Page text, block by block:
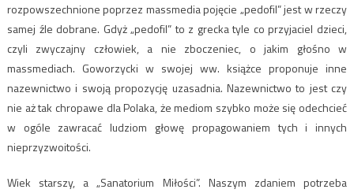
rozpowszechnione poprzez massmedia pojęcie „pedofil” jest w rzeczy
samej źle dobrane. Gdyż „pedofil” to z grecka tyle co przyjaciel dzieci,
czyli zwyczajny człowiek, a nie zboczeniec, o jakim głośno w
massmediach. Goworzycki w swojej ww. książce proponuje inne
nazewnictwo i swoją propozycję uzasadnia. Nazewnictwo to jest czy
nie aż tak chropawe dla Polaka, że mediom szybko może się odechcieć
w ogóle zawracać ludziom głowę propagowaniem tych i innych
nieprzyzwoitości.
Wiek starszy, a „Sanatorium Miłości”. Naszym zdaniem potrzeba